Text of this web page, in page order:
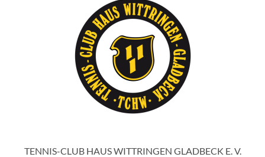
TENNIS-CLUB HAUS WITTRINGEN GLADBECK E. V.